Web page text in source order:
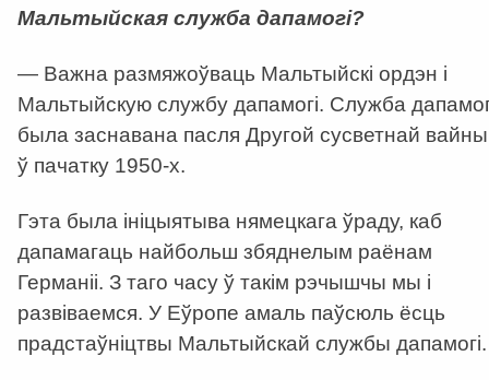
Мальтыйская служба дапамогі?
— Важна размяжоўваць Мальтыйскі ордэн і
Мальтыйскую службу дапамогі. Служба
была заснавана пасля Другой сусветнай вайны
ў пачатку 1950-х.
Гэта была ініцыятыва нямецкага ўраду, каб
дапамагаць найбольш збяднелым раёнам
Германіі. З таго часу ў такім рэчышчы мы і
развіваемся. У Еўропе амаль паўсюль ёсць
прадстаўніцтвы Мальтыйскай службы дапамогі.